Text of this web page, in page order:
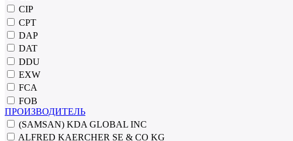
CIP
CPT
DAP
DAT
DDU
EXW
FCA
FOB
ПРОИЗВОДИТЕЛЬ
(SAMSAN) KDA GLOBAL INC
ALFRED KAERCHER SE & CO KG